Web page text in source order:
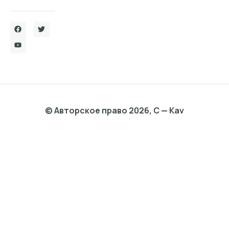
© Авторское право 2026, C — Kav